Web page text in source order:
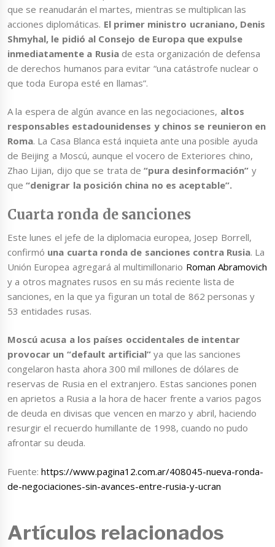
que se reanudarán el martes, mientras se multiplican las
acciones diplomáticas. El primer ministro ucraniano, Denis
Shmyhal, le pidió al Consejo de Europa que expulse
inmediatamente a Rusia de esta organización de defensa
de derechos humanos para evitar “una catástrofe nuclear o
que toda Europa esté en llamas”.
A la espera de algún avance en las negociaciones, altos
responsables estadounidenses y chinos se reunieron en
Roma. La Casa Blanca está inquieta ante una posible ayuda
de Beijing a Moscú, aunque el vocero de Exteriores chino,
Zhao Lijian, dijo que se trata de“pura desinformación” y
que “denigrar la posición china no es aceptable”.
Cuarta ronda de sanciones
Este lunes el jefe de la diplomacia europea, Josep Borrell,
confirmó una cuarta ronda de sanciones contra Rusia. La
Unión Europea agregará al multimillonario Roman Abramovich
y a otros magnates rusos en su más reciente lista de
sanciones, en la que ya figuran un total de 862 personas y
53 entidades rusas.
Moscú acusa a los países occidentales de intentar
provocar un “default artificial”ya que las sanciones
congelaron hasta ahora 300 mil millones de dólares de
reservas de Rusia en el extranjero. Estas sanciones ponen
en aprietos a Rusia a la hora de hacer frente a varios pagos
de deuda en divisas que vencen en marzo y abril, haciendo
resurgir el recuerdo humillante de 1998, cuando no pudo
afrontar su deuda.
Fuente:https://www.pagina12.com.ar/408045-nueva-ronda-
de-negociaciones-sin-avances-entre-rusia-y-ucran
Artículos relacionados